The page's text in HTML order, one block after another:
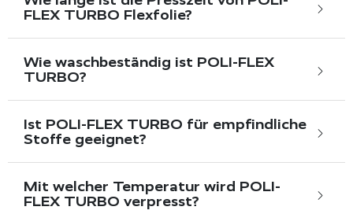
FLEX TURBO Flexfolie?
Wie waschbeständig ist POLI-FLEX
TURBO?
Ist POLI-FLEX TURBO für empfindliche
Stoffe geeignet?
Mit welcher Temperatur wird POLI-
FLEX TURBO verpresst?